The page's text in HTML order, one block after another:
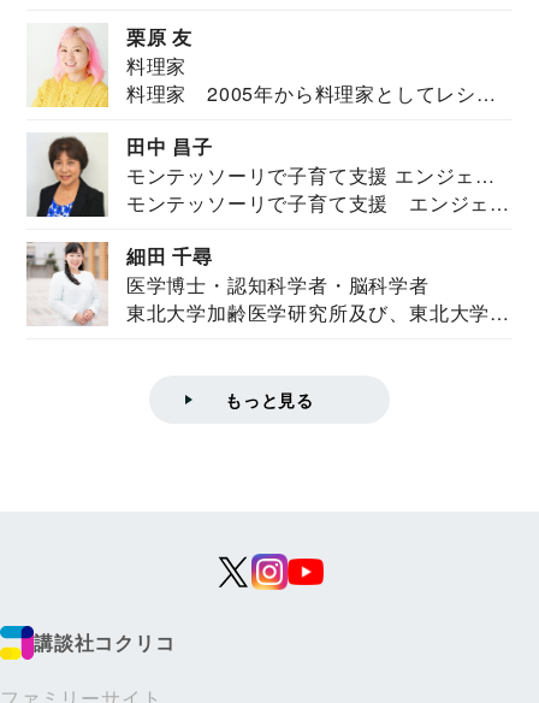
栗原 友
料理家
料理家 2005年から料理家としてレシピ
田中 昌子
モンテッソーリで子育て支援 エンジェル
ズハウス研究所所長
モンテッソーリで子育て支援 エンジェル
細田 千尋
医学博士・認知科学者・脳科学者
東北大学加齢医学研究所及び、東北大学大
もっと見る
講談社コクリコ
ファミリーサイト